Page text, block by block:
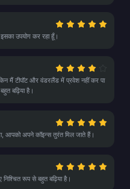
उपयोग कर रहा हूँ।
मैं टीपॉट और वंडरलैंड में प्रवेश नहीं कर पा
बढ़िया है।
आपको अपने कॉइन्स तुरंत मिल जाते हैं।
रूप से बहुत बढ़िया है।